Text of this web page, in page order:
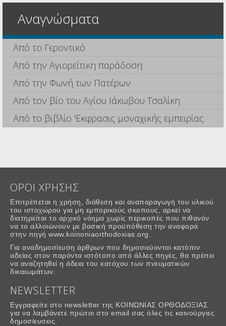
Αναγνώσματα
Από το Γεροντικό
Από την Αγιορείτικη παράδοση
Από την Φωνή των Πατέρων
Από τον βίο του Αγίου Ιάκωβου Τσαλίκη
Από το βιβλίο 'Εκφρασις μοναχικής εμπειρίας
ΟΡΟΙ ΧΡΗΣΗΣ
Επιτρέπεται η χρήση, διάθεση και αναπαραγωγή του υλικού
του ιστοχώρου για μη εμπορικούς σκοπους, αρκεί να
διατηρείται το αρχικό νόημα χωρίς περικοπές που πιθανόν
να το αλλοιώνουν με βασική προϋπόθεση την αναφορά
στην πηγή www.koinoniaorthodoxias.org.
Για αναδημοσίευση άρθρων που δημοσιεύονται κατόπιν
αδείας στον παρόντα ιστότοπο από άλλες πηγές, θα πρέπει
να αναζητηθεί η άδεια του κατόχου των πνευματικών
δικαιωμάτων.
NEWSLETTER
Εγγραφείτε στο newsletter της ΚΟΙΝΩΝΙΑΣ ΟΡΘΟΔΟΞΙΑΣ
για να λαμβάνετε πρώτοι στο email σας όλες τις καινούργιες
δημοσίευσεις.